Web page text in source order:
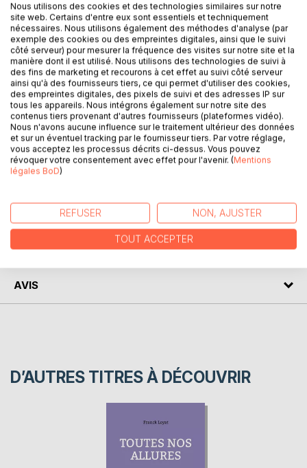
DESCRIPTION
C'est une aventure à portée de pas, l'histoire d'un tout
petit fragment d'humanité : Cléon, un jeune homme en
perte de sensibilité, décide, lors d'une randonnée, de ne
plus redescendre, de rester dans la montagne, où il ne
croise finalement pas l'ours mais un vieil aveugle sage-
femme, un berger fan de séries, trois soeurs envoûtantes
et une flopée d'oiseaux.
AUTEUR(S)
CRITIQUES PRESSE
AVIS
D’AUTRES TITRES À DÉCOUVRIR
Nous utilisons des cookies et des technologies similaires sur notre
site web. Certains d'entre eux sont essentiels et techniquement
nécessaires. Nous utilisons également des méthodes d'analyse (par
exemple des cookies ou des empreintes digitales, ainsi que le suivi
côté serveur) pour mesurer la fréquence des visites sur notre site et la
manière dont il est utilisé. Nous utilisons des technologies de suivi à
des fins de marketing et recourons à cet effet au suivi côté serveur
ainsi qu'à des fournisseurs tiers, ce qui permet d'utiliser des cookies,
des empreintes digitales, des pixels de suivi et des adresses IP sur
tous les appareils. Nous intégrons également sur notre site des
contenus tiers provenant d'autres fournisseurs (plateformes vidéo).
Nous n'avons aucune influence sur le traitement ultérieur des données
et sur un éventuel tracking par le fournisseur tiers. Par votre réglage,
vous acceptez les processus décrits ci-dessus. Vous pouvez
révoquer votre consentement avec effet pour l'avenir. (Mentions
légales BoD)
REFUSER NON, AJUSTER
TOUT ACCEPTER